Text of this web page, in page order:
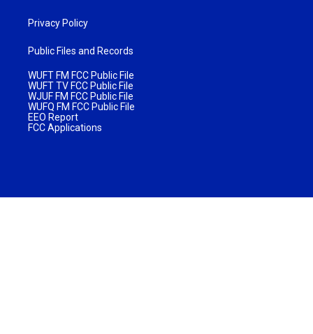
Privacy Policy
Public Files and Records
WUFT FM FCC Public File
WUFT TV FCC Public File
WJUF FM FCC Public File
WUFQ FM FCC Public File
EEO Report
FCC Applications